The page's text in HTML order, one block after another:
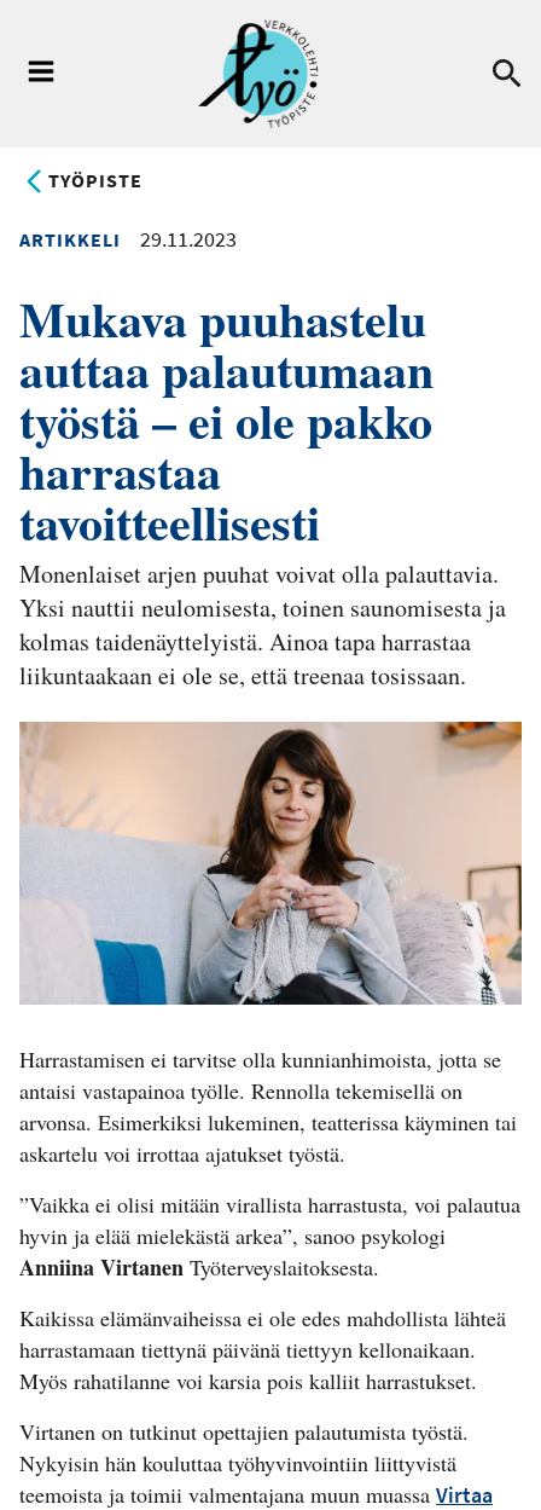
pääsisältöön
TYÖPISTE
ARTIKKELI 29.11.2023
Mukava puuhastelu
auttaa palautumaan
työstä – ei ole pakko
harrastaa
tavoitteellisesti
Monenlaiset arjen puuhat voivat olla palauttavia.
Yksi nauttii neulomisesta, toinen saunomisesta ja
kolmas taidenäyttelyistä. Ainoa tapa harrastaa
liikuntaakaan ei ole se, että treenaa tosissaan.
Harrastamisen ei tarvitse olla kunnianhimoista, jotta se
antaisi vastapainoa työlle. Rennolla tekemisellä on
arvonsa. Esimerkiksi lukeminen, teatterissa käyminen tai
askartelu voi irrottaa ajatukset työstä.
”Vaikka ei olisi mitään virallista harrastusta, voi palautua
hyvin ja elää mielekästä arkea”, sanoo psykologi
Anniina Virtanen Työterveyslaitoksesta.
Kaikissa elämänvaiheissa ei ole edes mahdollista lähteä
harrastamaan tiettynä päivänä tiettyyn kellonaikaan.
Myös rahatilanne voi karsia pois kalliit harrastukset.
Virtanen on tutkinut opettajien palautumista työstä.
Nykyisin hän kouluttaa työhyvinvointiin liittyvistä
teemoista ja toimii valmentajana muun muassa Virtaa